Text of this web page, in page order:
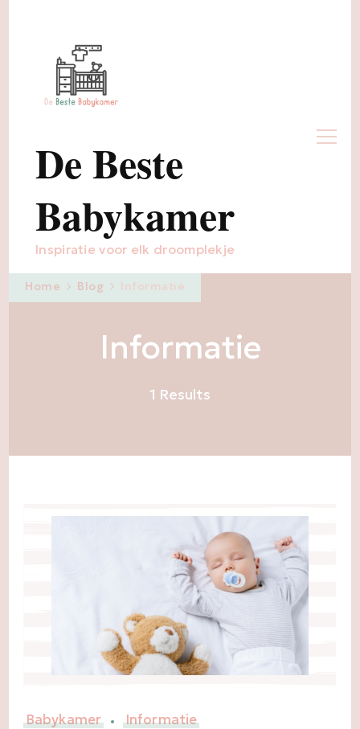
De Beste
Babykamer
Inspiratie voor elk droomplekje
Home Blog Informatie
Informatie
1 Results
Babykamer Informatie